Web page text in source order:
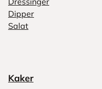
Dipper
Salat
Kaker